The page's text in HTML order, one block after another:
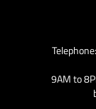
9AM to